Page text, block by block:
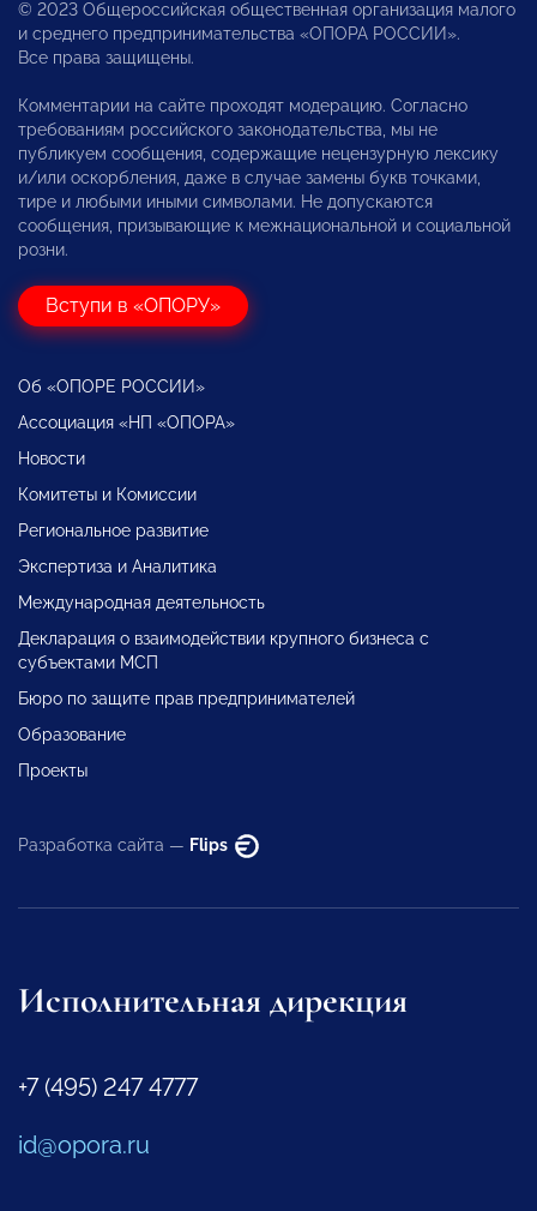
© 2023 Общероссийская общественная организация малого
и среднего предпринимательства «ОПОРА РОССИИ».
Все права защищены.
Комментарии на сайте проходят модерацию. Согласно
требованиям российского законодательства, мы не
публикуем сообщения, содержащие нецензурную лексику
и/или оскорбления, даже в случае замены букв точками,
тире и любыми иными символами. Не допускаются
сообщения, призывающие к межнациональной и социальной
розни.
Вступи в «ОПОРУ»
Об «ОПОРЕ РОССИИ»
Ассоциация «НП «ОПОРА»
Новости
Комитеты и Комиссии
Региональное развитие
Экспертиза и Аналитика
Международная деятельность
Декларация о взаимодействии крупного бизнеса с
субъектами МСП
Бюро по защите прав предпринимателей
Образование
Проекты
Разработка сайта — Flips
Исполнительная дирекция
+7 (495) 247 4777
id@opora.ru